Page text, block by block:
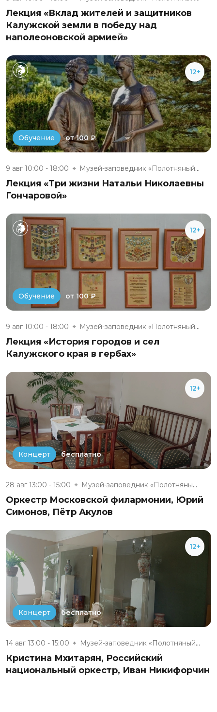
Лекция «Вклад жителей и защитников
Калужской земли в победу над
наполеоновской армией»
12+
Обучение от 100 ₽
9 авг 10:00 - 18:00 Музей-заповедник «Полотняный З...
Лекция «Три жизни Натальи Николаевны
Гончаровой»
12+
Обучение от 100 ₽
9 авг 10:00 - 18:00 Музей-заповедник «Полотняный З...
Лекция «История городов и сел
Калужского края в гербах»
12+
Концерт бесплатно
28 авг 13:00 - 15:00 Музей-заповедник «Полотняный З...
Оркестр Московской филармонии, Юрий
Симонов, Пётр Акулов
12+
Концерт бесплатно
14 авг 13:00 - 15:00 Музей-заповедник «Полотняный З...
Кристина Мхитарян, Российский
национальный оркестр, Иван Никифорчин